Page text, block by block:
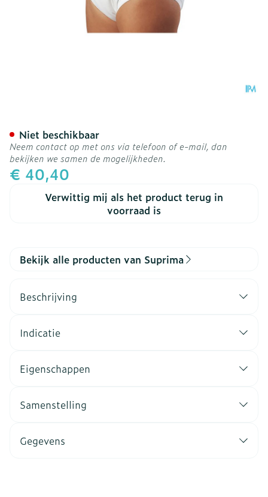
€ 40,40
Verwittig mij als het product terug in
voorraad is
Niet beschikbaar
Neem contact op met ons via telefoon of e-mail, dan
bekijken we samen de mogelijkheden.
Bekijk alle producten van Suprima
Beschrijving
Indicatie
Eigenschappen
Samenstelling
Gegevens